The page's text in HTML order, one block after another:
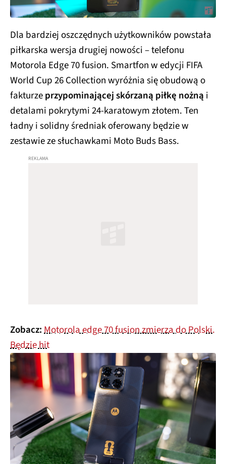
Dla bardziej oszczędnych użytkowników powstała
piłkarska wersja drugiej nowości – telefonu
Motorola Edge 70 fusion. Smartfon w edycji FIFA
World Cup 26 Collection wyróżnia się obudową o
fakturzeprzypominającej skórzaną piłkę nożną i
detalami pokrytymi 24-karatowym złotem. Ten
ładny i solidny średniak oferowany będzie w
zestawie ze słuchawkami Moto Buds Bass.
Zobacz:Motorola edge 70 fusion zmierza do Polski.
Będzie hit